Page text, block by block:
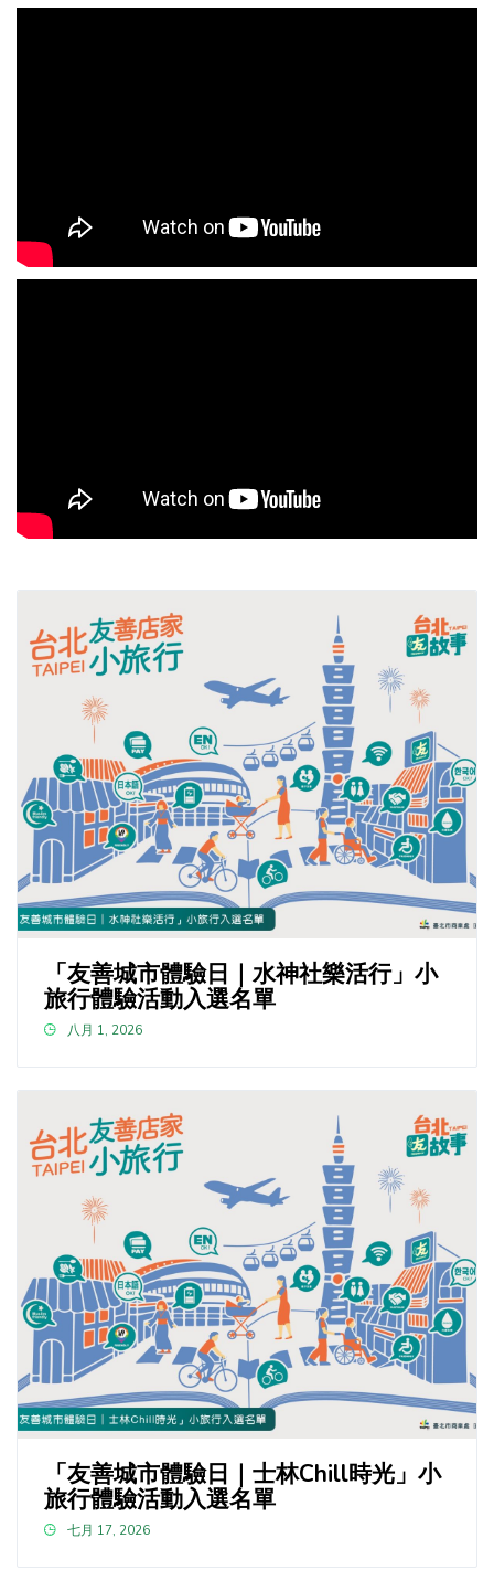
「友善城市體驗日｜水神社樂活行」小
旅行體驗活動入選名單
八月 1, 2026
「友善城市體驗日｜士林Chill時光」小
旅行體驗活動入選名單
七月 17, 2026